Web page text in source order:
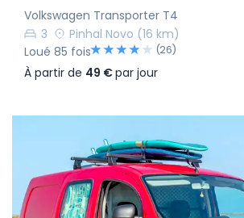
Volkswagen Transporter T4
3
Pinhal Novo (16 km)
Loué 85 fois
(26)
À partir de 49 €par jour